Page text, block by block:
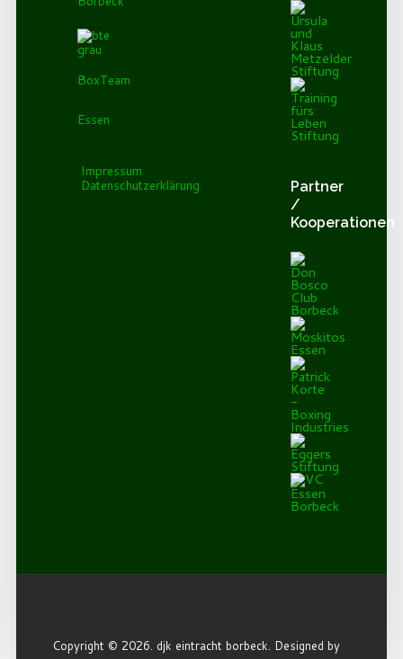
BoxTeam
Essen
Impressum
Datenschutzerklärung
Partner
/
Kooperationen
Copyright © 2026. djk eintracht borbeck. Designed by